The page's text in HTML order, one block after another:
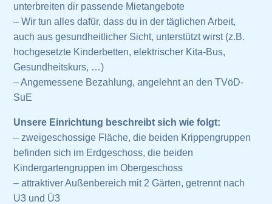
unterbreiten dir passende Mietangebote
– Wir tun alles dafür, dass du in der täglichen Arbeit,
auch aus gesundheitlicher Sicht, unterstützt wirst (z.B.
hochgesetzte Kinderbetten, elektrischer Kita-Bus,
Gesundheitskurs, …)
–Angemessene Bezahlung, angelehnt an den TVöD-
SuE
Unsere Einrichtung beschreibt sich wie folgt:
– zweigeschossige Fläche, die beiden Krippengruppen
befinden sich im Erdgeschoss, die beiden
Kindergartengruppen im Obergeschoss
– attraktiver Außenbereich mit 2 Gärten, getrennt nach
U3 und Ü3